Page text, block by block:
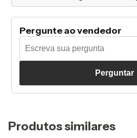
Pergunte ao vendedor
Perguntar
Produtos similares